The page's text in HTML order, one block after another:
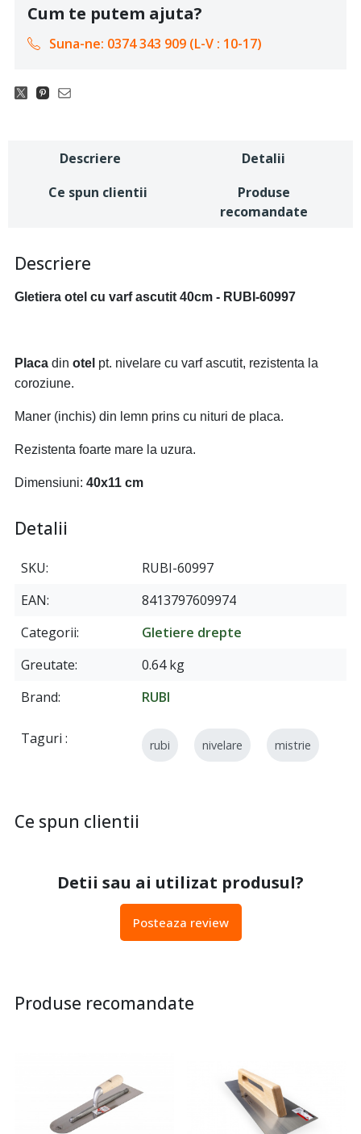
Cum te putem ajuta?
Suna-ne: 0374 343 909 (L-V : 10-17)
Descriere
Detalii
Ce spun clientii
Produse
recomandate
Descriere
Gletiera otel cu varf ascutit 40cm - RUBI-60997
Placa din otel pt. nivelare cu varf ascutit, rezistenta la
coroziune.
Maner (inchis) din lemn prins cu nituri de placa.
Rezistenta foarte mare la uzura.
Dimensiuni: 40x11 cm
Detalii
SKU
RUBI-60997
EAN
8413797609974
Categorii
Gletiere drepte
Greutate
0.64 kg
Brand
RUBI
Taguri rubi nivelare mistrie
Ce spun clientii
Detii sau ai utilizat produsul?
Posteaza review
Produse recomandate